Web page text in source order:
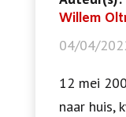
Willem
04/04/
12 mei
naar huis,